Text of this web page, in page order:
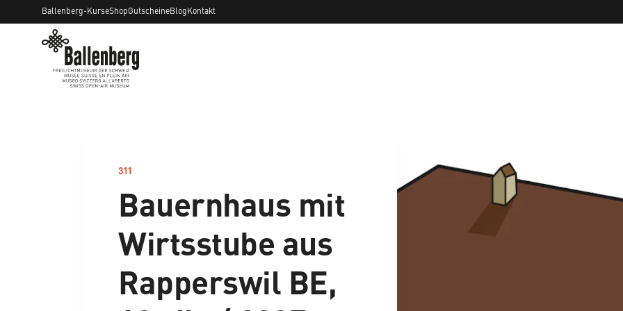
Ballenberg-KurseShopGutscheineBlog Kontakt
311
–
Bauernhaus mit
Wirtsstube aus
Rapperswil BE,